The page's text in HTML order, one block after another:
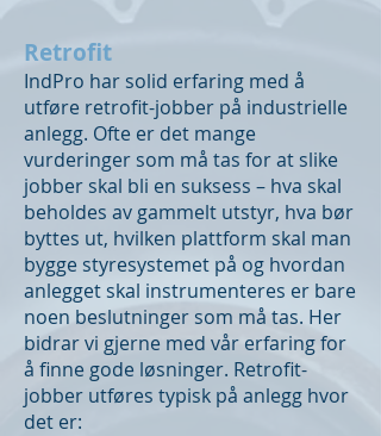
Retrofit
IndPro har solid erfaring med å
utføre retrofit-jobber på industrielle
anlegg. Ofte er det mange
vurderinger som må tas for at slike
jobber skal bli en suksess – hva skal
beholdes av gammelt utstyr, hva bør
byttes ut, hvilken plattform skal man
bygge styresystemet på og hvordan
anlegget skal instrumenteres er bare
noen beslutninger som må tas. Her
bidrar vi gjerne med vår erfaring for
å finne gode løsninger. Retrofit-
jobber utføres typisk på anlegg hvor
det er: